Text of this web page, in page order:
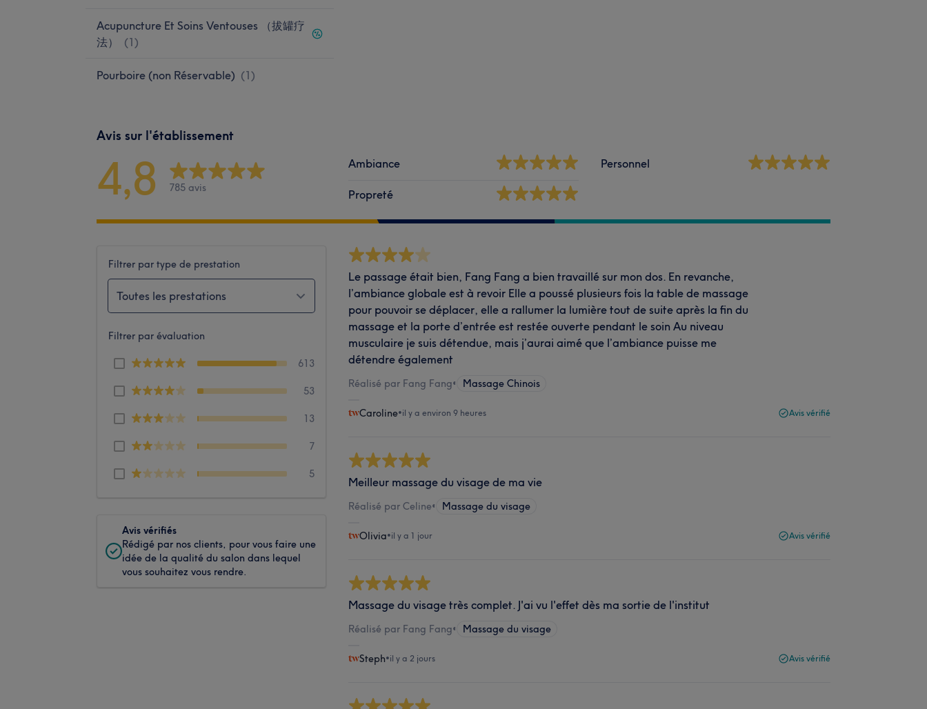
Acupuncture Et Soins Ventouses （拔罐疗
法）
(1)
Pourboire (non Réservable) (1)
Avis sur l'établissement
4,8 785 avis
Ambiance
Propreté
Personnel
Filtrer par type de prestation
Toutes les prestations
Filtrer par évaluation
613
53
13
7
5
Avis vérifiés
Rédigé par nos clients, pour vous faire une
idée de la qualité du salon dans lequel
vous souhaitez vous rendre.
Le passage était bien, Fang Fang a bien travaillé sur mon dos. En revanche,
l’ambiance globale est à revoir Elle a poussé plusieurs fois la table de massage
pour pouvoir se déplacer, elle a rallumer la lumière tout de suite après la fin du
massage et la porte d’entrée est restée ouverte pendant le soin Au niveau
musculaire je suis détendue, mais j’aurai aimé que l’ambiance puisse me
détendre également
Réalisé par Fang Fang• Massage Chinois
Caroline•il y a environ 9 heures Avis vérifié
Meilleur massage du visage de ma vie
Réalisé par Celine• Massage du visage
Olivia•il y a 1 jour Avis vérifié
Massage du visage très complet. J'ai vu l'effet dès ma sortie de l'institut
Réalisé par Fang Fang• Massage du visage
Steph•il y a 2 jours Avis vérifié